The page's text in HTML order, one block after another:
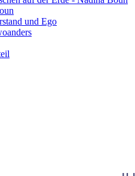
und Ego